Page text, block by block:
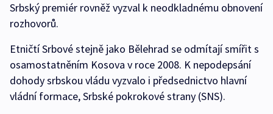
Srbský premiér rovněž vyzval k neodkladnému obnovení
rozhovorů.
Etničtí Srbové stejně jako Bělehrad se odmítají smířit s
osamostatněním Kosova v roce 2008. K nepodepsání
dohody srbskou vládu vyzvalo i předsednictvo hlavní
vládní formace, Srbské pokrokové strany (SNS).